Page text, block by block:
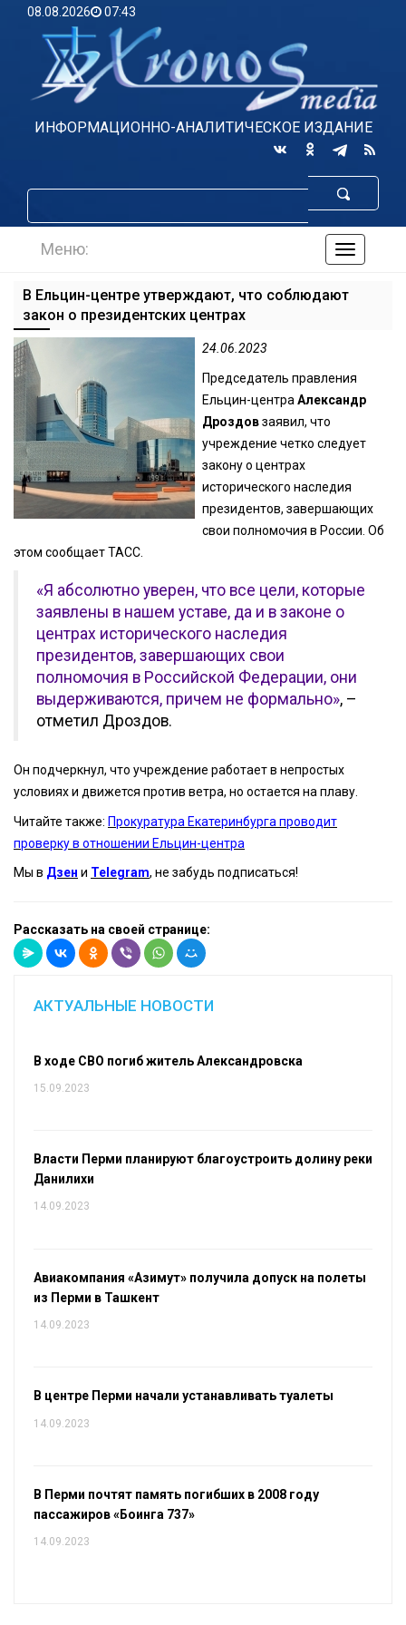
08.08.2026 07:43
ИНФОРМАЦИОННО-АНАЛИТИЧЕСКОЕ ИЗДАНИЕ
по
Меню:
В Ельцин-центре утверждают, что соблюдают
закон о президентских центрах
24.06.2023
Председатель правления
Ельцин-центраАлександр
Дроздовзаявил, что
учреждение четко следует
закону о центрах
исторического наследия
президентов, завершающих
свои полномочия в России. Об
этом сообщает ТАСС.
«Я абсолютно уверен, что все цели, которые
заявлены в нашем уставе, да и в законе о
центрах исторического наследия
президентов, завершающих свои
полномочия в Российской Федерации, они
выдерживаются, причем не формально», –
отметил Дроздов.
Он подчеркнул, что учреждение работает в непростых
условиях и движется против ветра, но остается на плаву.
Читайте также: Прокуратура Екатеринбурга проводит
проверку в отношении Ельцин-центра
Мы в Дзен и Telegram, не забудь подписаться!
Рассказать на своей странице:
АКТУАЛЬНЫЕ НОВОСТИ
В ходе СВО погиб житель Александровска
15.09.2023
Власти Перми планируют благоустроить долину реки
Данилихи
14.09.2023
Авиакомпания «Азимут» получила допуск на полеты
из Перми в Ташкент
14.09.2023
В центре Перми начали устанавливать туалеты
14.09.2023
В Перми почтят память погибших в 2008 году
пассажиров «Боинга 737»
14.09.2023